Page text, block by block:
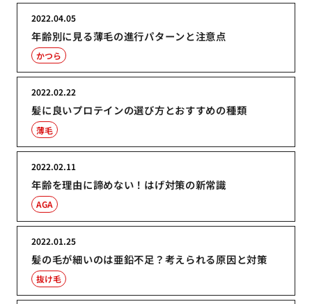
年齢別に見る薄毛の進行パターンと注意点
2022.04.05
かつら
髪に良いプロテインの選び方とおすすめの種類
2022.02.22
薄毛
年齢を理由に諦めない！はげ対策の新常識
2022.02.11
AGA
髪の毛が細いのは亜鉛不足？考えられる原因と対策
2022.01.25
抜け毛